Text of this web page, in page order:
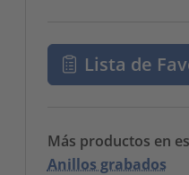
Lista de
Más productos en
Anillos grabados